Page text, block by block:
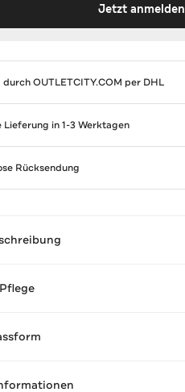
Jetzt anmelden
durchOUTLETCITY.COM per DHL
Lieferung in 1-3 Werktagen
Rücksendung